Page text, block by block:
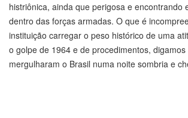
histriônica, ainda que perigosa e encontrando
dentro das forças armadas. O que é
instituição carregar o peso histórico de uma
o golpe de 1964 e de procedimentos,
mergulharam o Brasil numa noite sombria e